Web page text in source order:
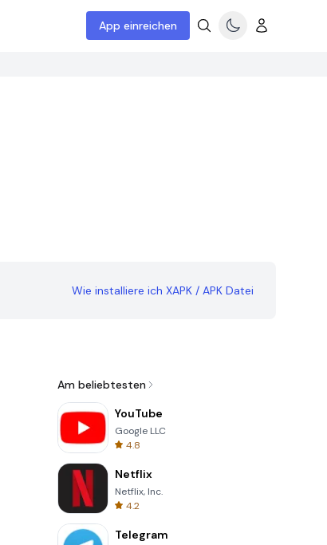
App einreichen
Wie installiere ich XAPK / APK Datei
Am beliebtesten
YouTube
Google LLC
4.8
Netflix
Netflix, Inc.
4.2
Telegram